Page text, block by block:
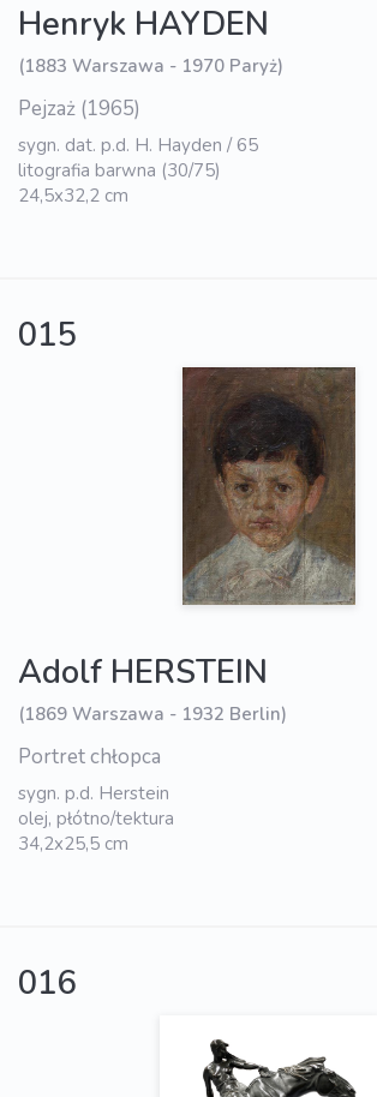
Henryk HAYDEN
(1883 Warszawa - 1970 Paryż)
Pejzaż (1965)
sygn. dat. p.d. H. Hayden / 65
litografia barwna (30/75)
24,5x32,2 cm
015
Adolf HERSTEIN
(1869 Warszawa - 1932 Berlin)
Portret chłopca
sygn. p.d. Herstein
olej, płótno/tektura
34,2x25,5 cm
016